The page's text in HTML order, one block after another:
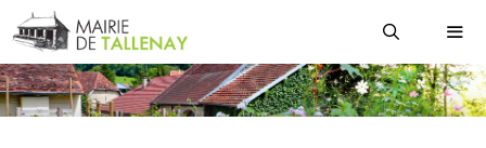
Aller
au
contenu